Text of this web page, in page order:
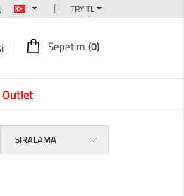
|
Sepetim (0)
Outlet
SIRALAMA